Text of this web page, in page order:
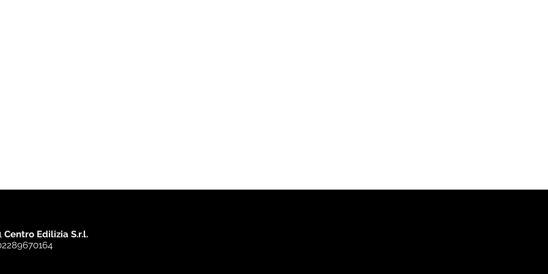
Centro Edilizia S.r.l.